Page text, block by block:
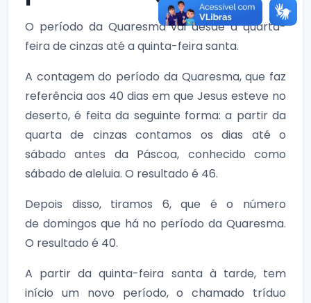
O período da Quaresma vai desde a quarta-
feira de cinzas até a quinta-feira santa.
A contagem do período da Quaresma, que faz
referência aos 40 dias em que Jesus esteve no
deserto, é feita da seguinte forma: a partir da
quarta de cinzas contamos os dias até o
sábado antes da Páscoa, conhecido como
sábado de aleluia. O resultado é 46.
Depois disso, tiramos 6, que é o número
de domingos que há no período da Quaresma.
O resultado é 40.
A partir da quinta-feira santa à tarde, tem
início um novo período, o chamado tríduo